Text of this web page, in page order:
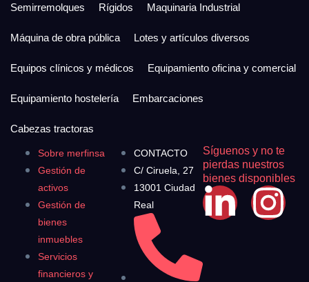
Sobre merfinsa
Gestión de
activos
Gestión de
bienes
inmuebles
Servicios
financieros y
CONTACTO
C/ Ciruela, 27
13001 Ciudad
Real
Síguenos y no te
pierdas nuestros
bienes disponibles
Semirremolques Rígidos Maquinaria Industrial
Máquina de obra pública Lotes y artículos diversos
Equipos clínicos y médicos Equipamiento oficina y comercial
Equipamiento hostelería Embarcaciones
Cabezas tractoras